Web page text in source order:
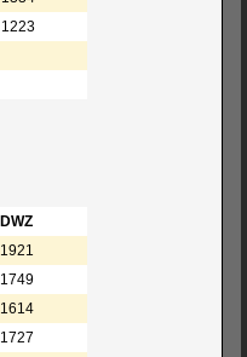
1223
DWZ
1921
1749
1614
1727